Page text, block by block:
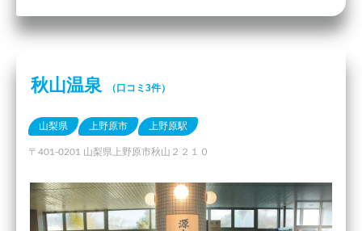
秋山温泉 （口コミ3件）
山梨県 上野原市 上野原駅
〒401-0201 山梨県上野原市秋山２２１０